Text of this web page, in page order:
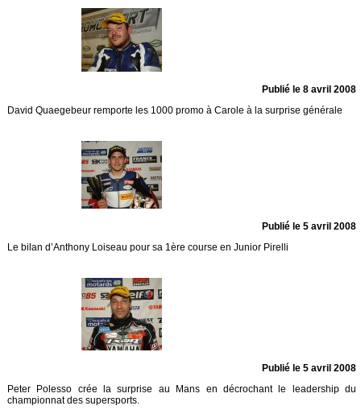
Publié le 8 avril 2008
David Quaegebeur remporte les 1000 promo à Carole à la surprise générale
Publié le 5 avril 2008
Le bilan d’Anthony Loiseau pour sa 1ère course en Junior Pirelli
Publié le 5 avril 2008
Peter Polesso crée la surprise au Mans en décrochant le leadership du
championnat des supersports.